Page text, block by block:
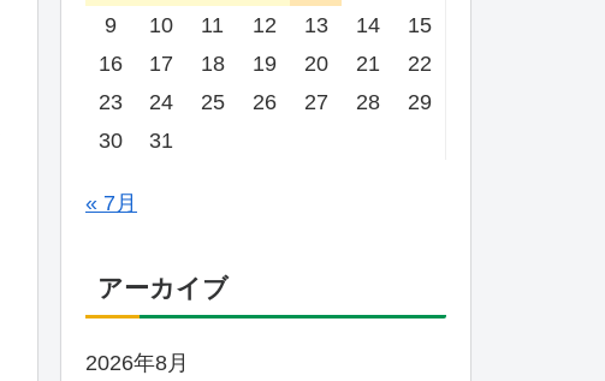
9
10 11 12 13 14
15
16
17 18 19 20 21
22
23
24 25 26 27 28
29
30
31
« 7月
アーカイブ
2026年8月